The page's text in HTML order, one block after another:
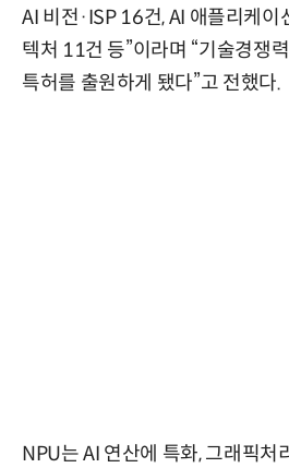
AI 비전·ISP 16건, AI 애플리케이
텍처 11건 등”이라며 “기술경쟁
특허를 출원하게 됐다”고 전했다.
NPU는 AI 연산에 특화, 그래픽처